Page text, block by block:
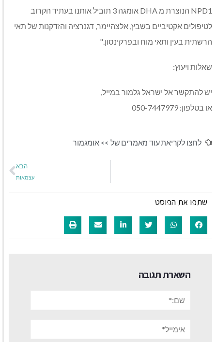
NPD1 הנוצרת מ DHA אומגה 3 תוביל אותנו בעתיד הקרוב
לטיפולים אקטיביים בשבץ, אלצהיימר, דגנרציה והזדקנות של תאי
הרשתית בעין ותאי מוח ובפרקינסון."
שאלות ויעוץ:
יש להתקשר אל ישראל גלמור במייל,
או בטלפון: 050-7447979
לחצו לקריאת עוד מאמרים של >> אומגמור
הבא
עצמאות
שתפו את הפוסט
השארת תגובה